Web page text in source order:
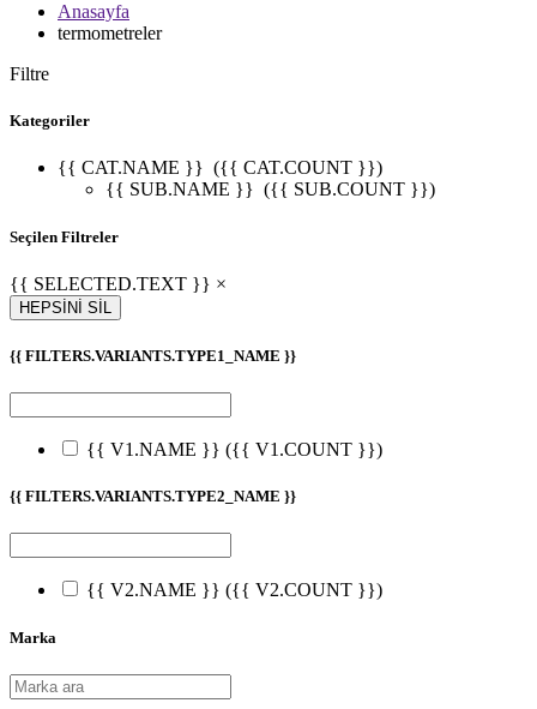
Anasayfa
termometreler
Filtre
Kategoriler
{{ CAT.NAME }} ({{ CAT.COUNT }})
{{ SUB.NAME }} ({{ SUB.COUNT }})
Seçilen Filtreler
{{ SELECTED.TEXT }} ×
HEPSİNİ SİL
{{ FILTERS.VARIANTS.TYPE1_NAME }}
{{ V1.NAME }} ({{ V1.COUNT }})
{{ FILTERS.VARIANTS.TYPE2_NAME }}
{{ V2.NAME }} ({{ V2.COUNT }})
Marka